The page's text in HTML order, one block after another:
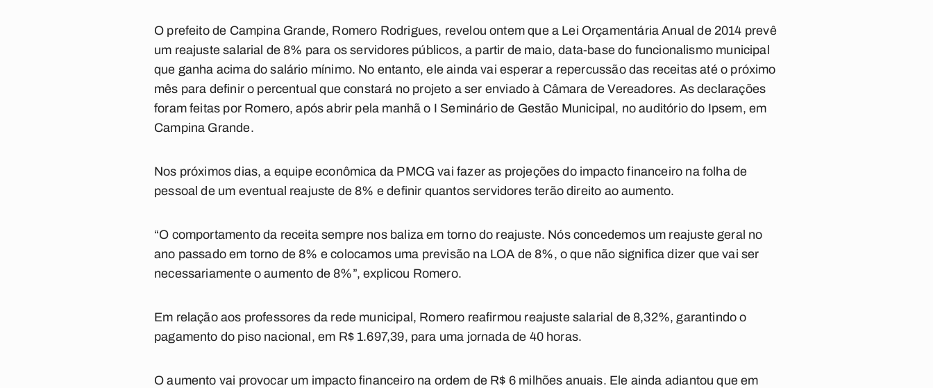
O prefeito de Campina Grande, Romero Rodrigues, revelou ontem que a Lei Orçamentária Anual de 2014 prevê
um reajuste salarial de 8% para os servidores públicos, a partir de maio, data-base do funcionalismo municipal
que ganha acima do salário mínimo. No entanto, ele ainda vai esperar a repercussão das receitas até o próximo
mês para definir o percentual que constará no projeto a ser enviado à Câmara de Vereadores. As declarações
foram feitas por Romero, após abrir pela manhã o I Seminário de Gestão Municipal, no auditório do Ipsem, em
Campina Grande.
Nos próximos dias, a equipe econômica da PMCG vai fazer as projeções do impacto financeiro na folha de
pessoal de um eventual reajuste de 8% e definir quantos servidores terão direito ao aumento.
“O comportamento da receita sempre nos baliza em torno do reajuste. Nós concedemos um reajuste geral no
ano passado em torno de 8% e colocamos uma previsão na LOA de 8%, o que não significa dizer que vai ser
necessariamente o aumento de 8%”, explicou Romero.
Em relação aos professores da rede municipal, Romero reafirmou reajuste salarial de 8,32%, garantindo o
pagamento do piso nacional, em R$ 1.697,39, para uma jornada de 40 horas.
O aumento vai provocar um impacto financeiro na ordem de R$ 6 milhões anuais. Ele ainda adiantou que em